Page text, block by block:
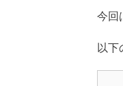
今回
以下